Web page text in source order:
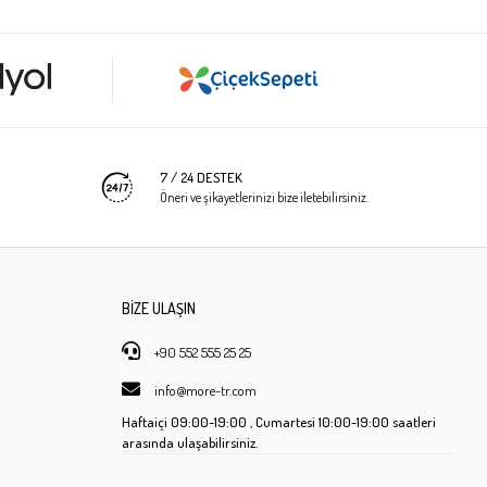
7 / 24 DESTEK
Öneri ve şikayetlerinizi bize iletebilirsiniz.
BİZE ULAŞIN
+90 552 555 25 25
info@more-tr.com
Haftaiçi 09:00-19:00 , Cumartesi10:00-19:00 saatleri
arasında ulaşabilirsiniz.